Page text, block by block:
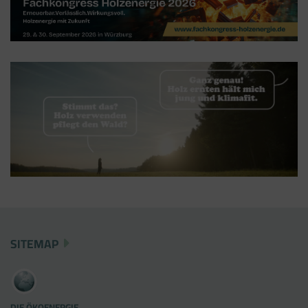
SITEMAP
ein "Container", über den Sie u.a. verschiedene
Tracking- und Remarketing-Codes gebündelt
Google Analytics über den Tag Manager
einbinden, werden Cookies gesetzt. Diese
Cookies stammen aber von Google Analytics
und nicht vom Tag Manager selbst.